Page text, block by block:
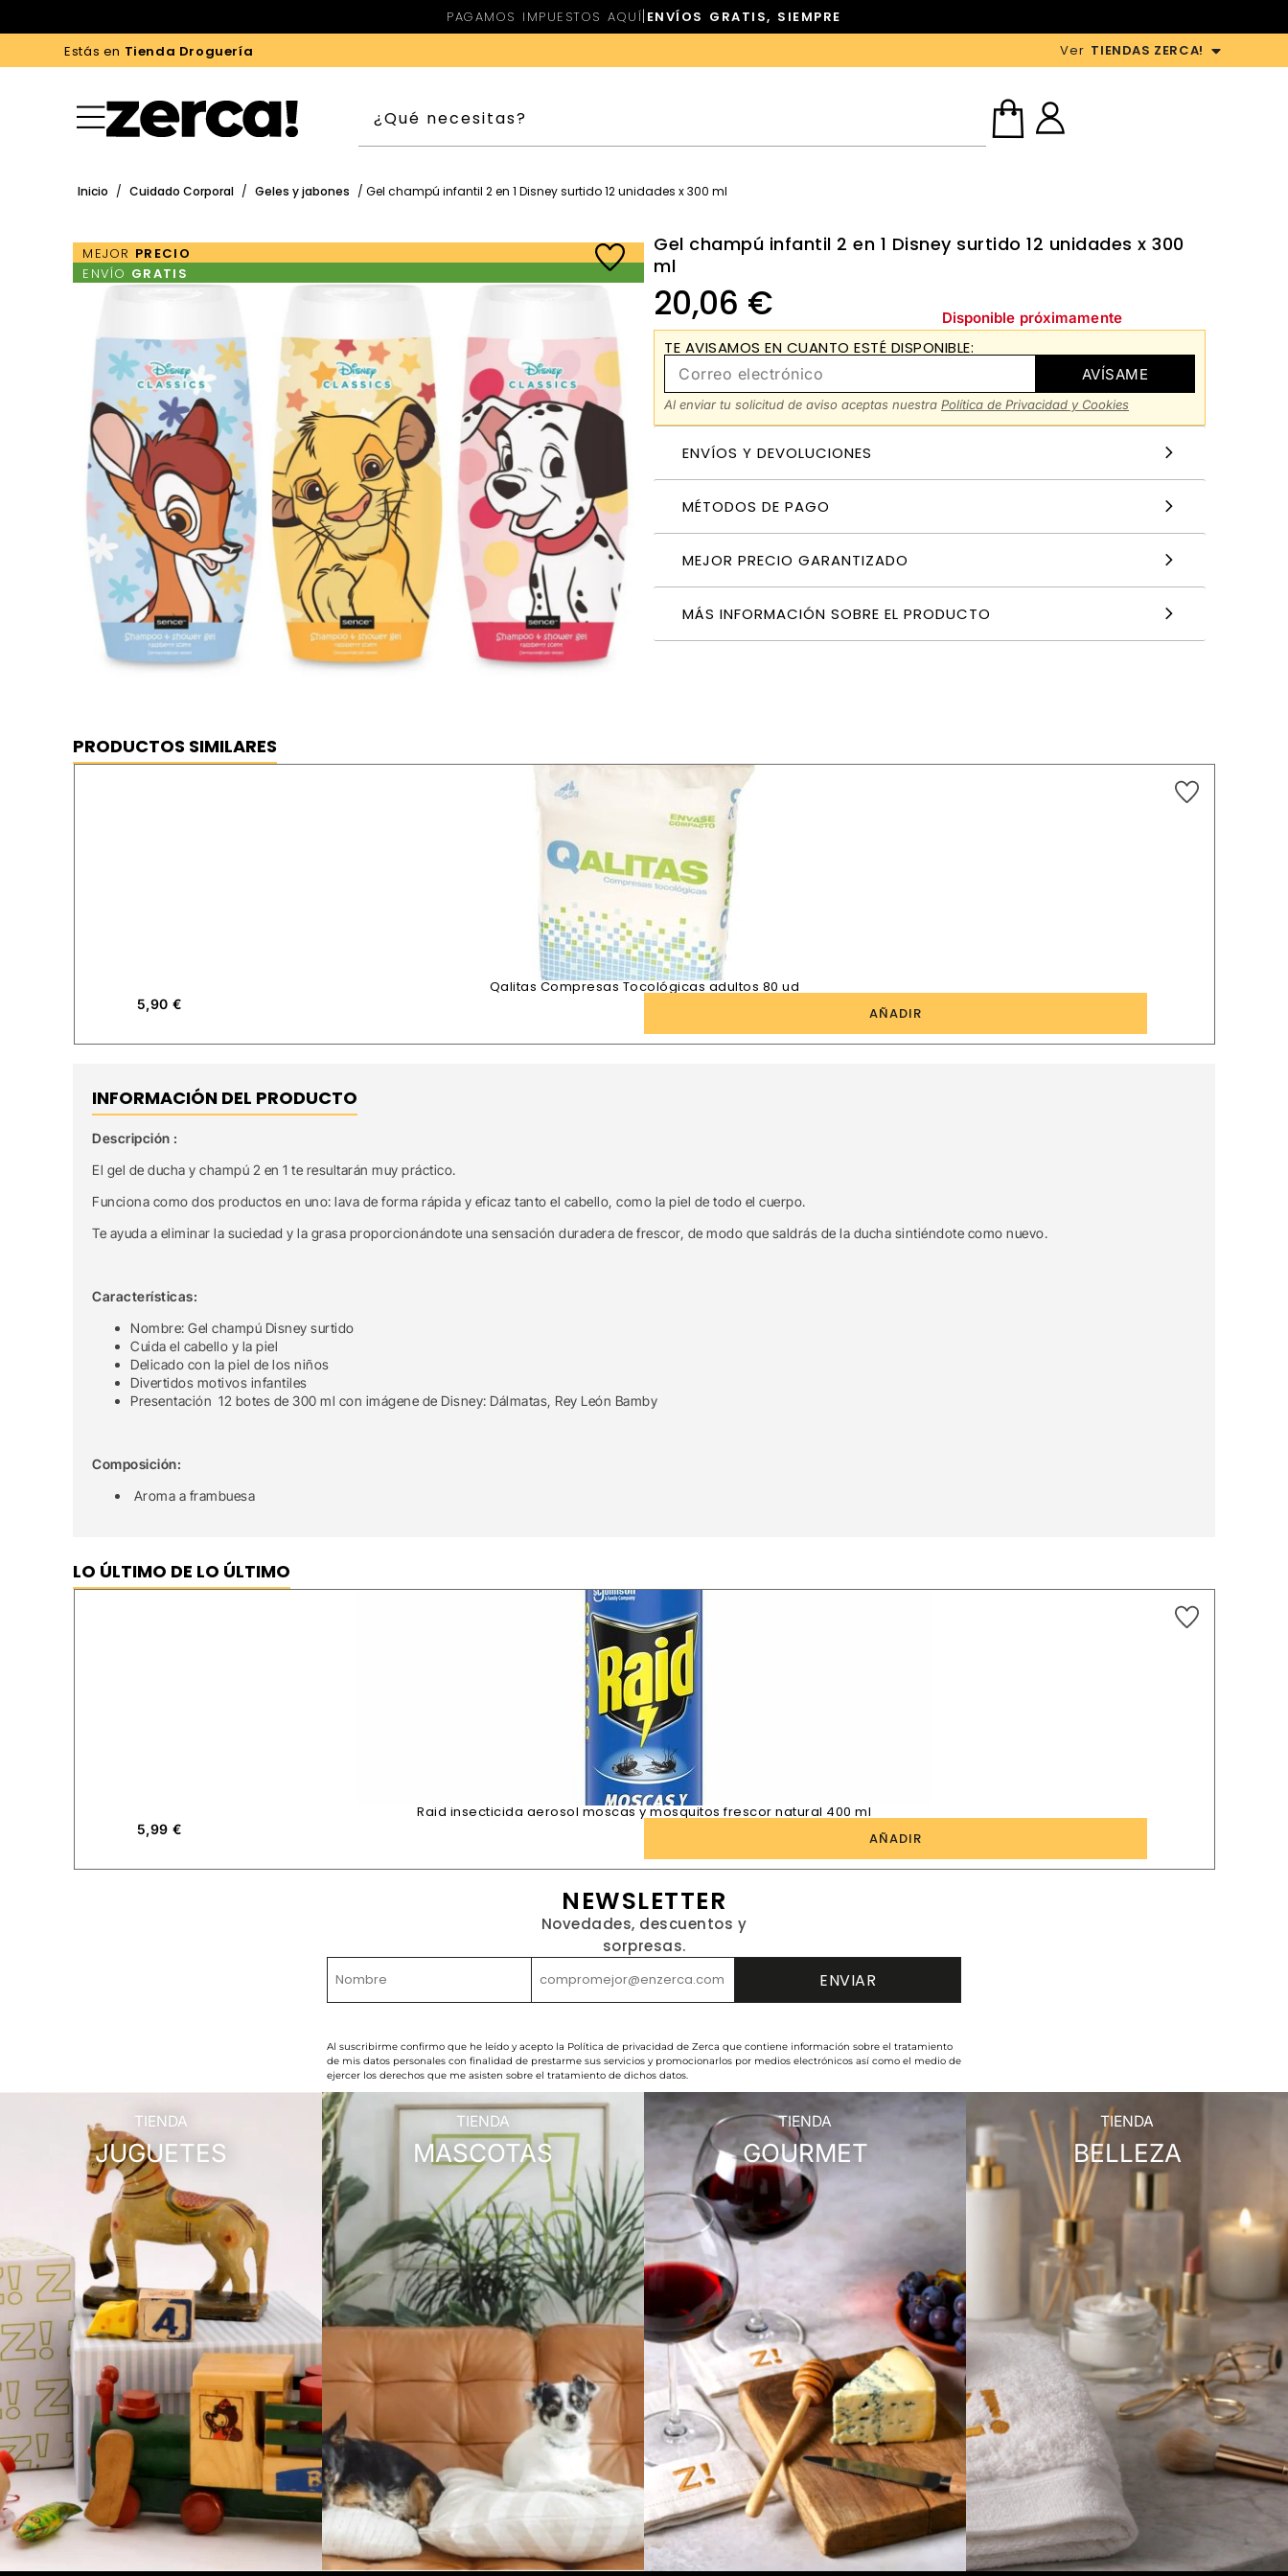
PAGAMOS IMPUESTOS AQUÍ| ENVÍOS GRATIS, SIEMPRE
Estás en Tienda Droguería Ver TIENDAS ZERCA!
Inicio / Cuidado Corporal / Geles y jabones / Gel champú infantil 2 en 1 Disney surtido 12 unidades x 300 ml
MEJOR PRECIO
ENVÍO GRATIS
Gel champú infantil 2 en 1 Disney surtido 12 unidades x 300
ml
20,06 € Disponible próximamente
TE AVISAMOS EN CUANTO ESTÉ DISPONIBLE:
AVÍSAME
Al enviar tu solicitud de aviso aceptas nuestra Política de Privacidad y Cookies
ENVÍOS Y DEVOLUCIONES
MÉTODOS DE PAGO
MEJOR PRECIO GARANTIZADO
MÁS INFORMACIÓN SOBRE EL PRODUCTO
PRODUCTOS SIMILARES
Qalitas Compresas Tocológicas adultos 80 ud
5,90€
AÑADIR
INFORMACIÓN DEL PRODUCTO
Descripción :
El gel de ducha y champú 2 en 1 te resultarán muy práctico.
Funciona como dos productos en uno: lava de forma rápida y eficaz tanto el cabello, como la piel de todo el cuerpo.
Te ayuda a eliminar la suciedad y la grasa proporcionándote una sensación duradera de frescor, de modo que saldrás de la ducha sintiéndote como nuevo.
Características:
Nombre: Gel champú Disney surtido
Cuida el cabello y la piel
Delicado con la piel de los niños
Divertidos motivos infantiles
Presentación 12 botes de 300 ml con imágene de Disney: Dálmatas, Rey León Bamby
Composición:
Aroma a frambuesa
LO ÚLTIMO DE LO ÚLTIMO
Raid insecticida aerosol moscas y mosquitos frescor natural 400 ml
5,99€
AÑADIR
NEWSLETTER
Novedades, descuentos y
sorpresas.
Al suscribirme confirmo que he leído y acepto la Política de privacidad de Zerca que contiene información sobre el tratamiento
de mis datos personales con finalidad de prestarme sus servicios y promocionarlos por medios electrónicos así como el medio de
ejercer los derechos que me asisten sobre el tratamiento de dichos datos.
TIENDA
JUGUETES
TIENDA
MASCOTAS
TIENDA
GOURMET
TIENDA
BELLEZA